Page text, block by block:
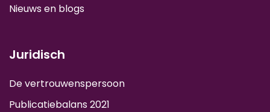
Nieuws en blogs
Juridisch
De vertrouwenspersoon
Publicatiebalans 2021